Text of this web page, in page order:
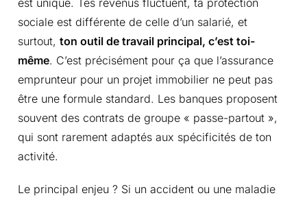
sociale est différente de celle d’un salarié, et
surtout,ton outil de travail principal, c’est toi-
même. C’est précisément pour ça que l’assurance
emprunteur pour un projet immobilier ne peut pas
être une formule standard. Les banques proposent
souvent des contrats de groupe « passe-partout »,
qui sont rarement adaptés aux spécificités de ton
activité.
Le principal enjeu ? Si un accident ou une maladie